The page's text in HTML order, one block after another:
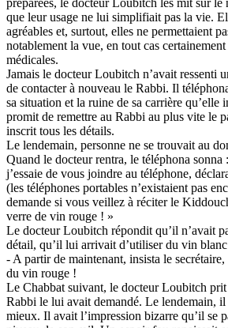
que leur usage ne lui simplifiait pas la vie.
agréables et, surtout, elles ne permettaient
notablement la vue, en tout cas
médicales.
Jamais le docteur Loubitch n’avait ressenti
de contacter à nouveau le Rabbi. Il
sa situation et la ruine de sa carrière qu’elle
promit de remettre au Rabbi au plus vite le
inscrit tous les détails.
Le lendemain, personne ne se trouvait au
Quand le docteur rentra, le téléphona sonna
j’essaie de vous joindre au téléphone,
(les téléphones portables n’existaient pas
demande si vous veillez à réciter le
verre de vin rouge ! »
Le docteur Loubitch répondit qu’il n’avait
détail, qu’il lui arrivait d’utiliser du vin
- A partir de maintenant, insista le
du vin rouge !
Le Chabbat suivant, le docteur Loubitch
Rabbi le lui avait demandé. Le lendemain, il
mieux. Il avait l’impression bizarre qu’il se